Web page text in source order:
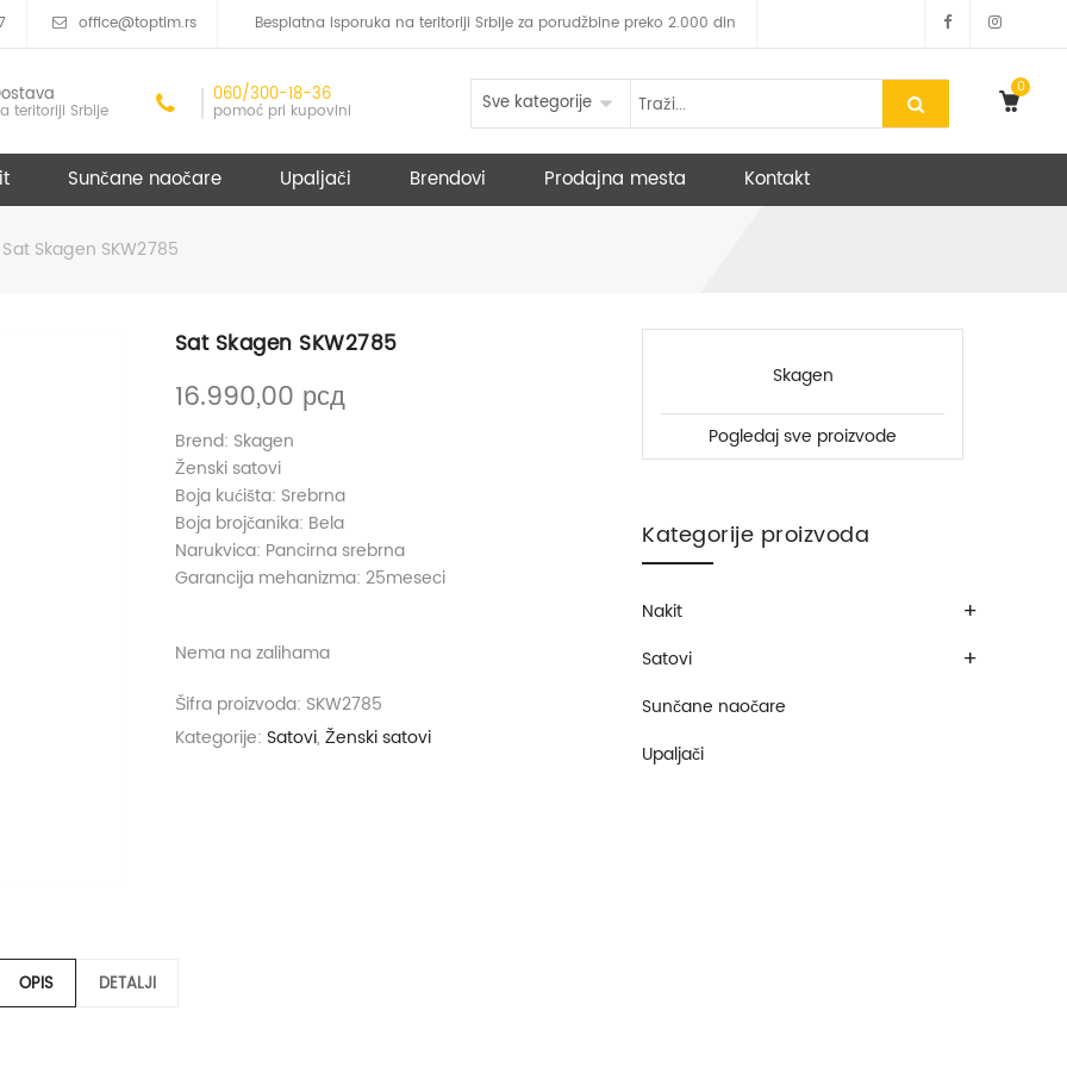
office@toptim.rs Besplatna isporuka na teritoriji Srbije za porudžbine preko 2.000 din
teritoriji Srbije
060/300-18-36
pomoć pri kupovini Sve kategorije
0
Sunčane naočare Upaljači Brendovi Prodajna mesta Kontakt
Skagen SKW2785
Sat Skagen SKW2785
16.990,00 рсд
Brend: Skagen
Ženski satovi
Boja kućišta: Srebrna
Boja brojčanika: Bela
Narukvica: Pancirna srebrna
Garancija mehanizma: 25meseci
Nema na zalihama
Šifra proizvoda: SKW2785
Kategorije: Satovi, Ženski satovi
OPIS DETALJI
Skagen
Pogledaj sve proizvode
Kategorije proizvoda
+
Nakit
+
Satovi
Sunčane naočare
Upaljači